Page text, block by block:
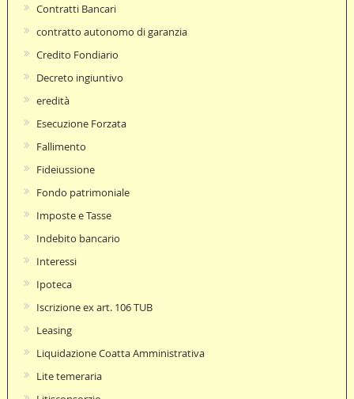
Contratti Bancari
contratto autonomo di garanzia
Credito Fondiario
Decreto ingiuntivo
eredità
Esecuzione Forzata
Fallimento
Fideiussione
Fondo patrimoniale
Imposte e Tasse
Indebito bancario
Interessi
Ipoteca
Iscrizione ex art. 106 TUB
Leasing
Liquidazione Coatta Amministrativa
Lite temeraria